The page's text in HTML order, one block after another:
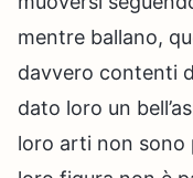
mentre ballano,
davvero contenti
dato loro un
loro arti non sono